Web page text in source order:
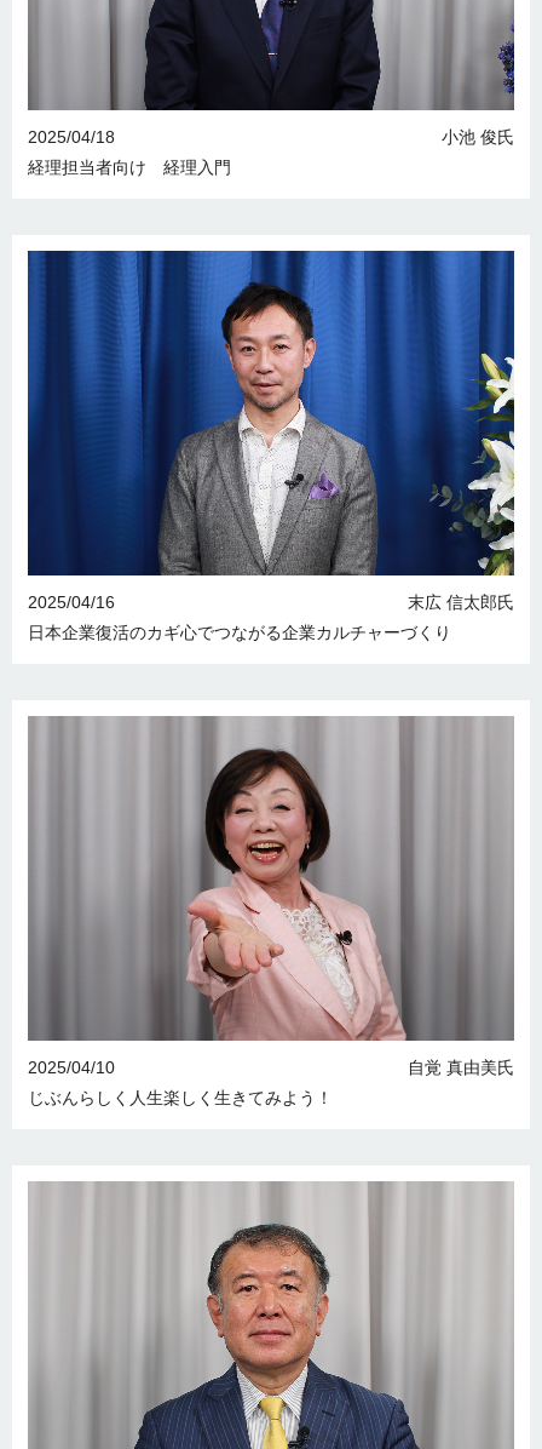
2025/04/18
小池 俊氏
経理担当者向け 経理入門
2025/04/16
末広 信太郎氏
日本企業復活のカギ 心でつながる 企業カルチャーづくり
2025/04/10
自覚 真由美氏
じぶんらしく人生楽しく生きてみよう！